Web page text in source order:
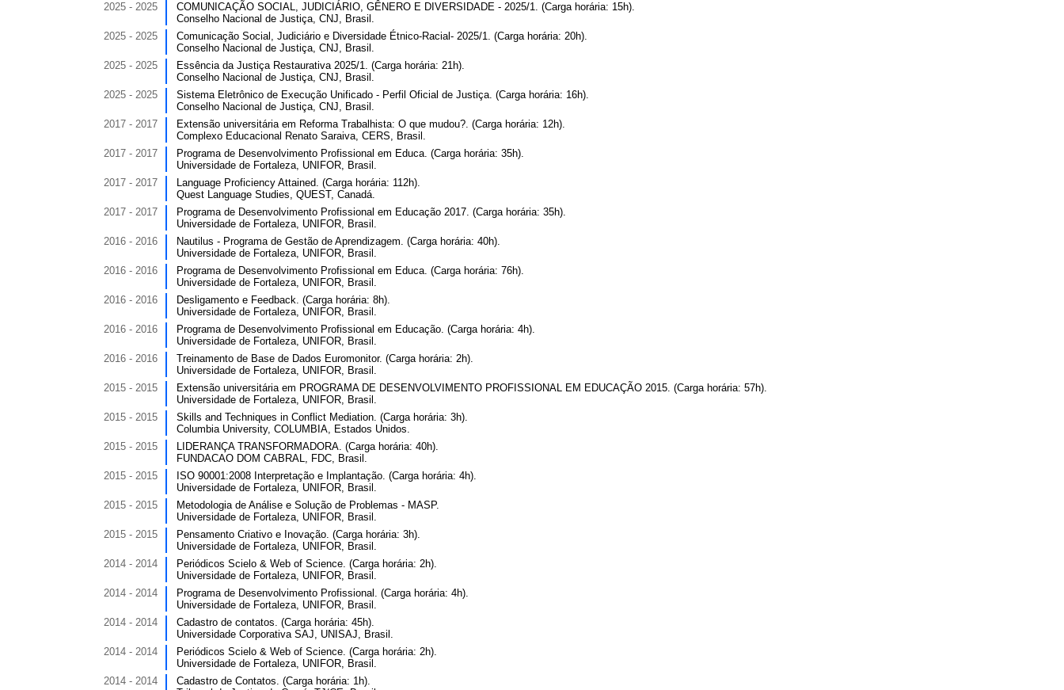
2025 - 2025
COMUNICAÇÃO SOCIAL, JUDICIÁRIO, GÊNERO E DIVERSIDADE - 2025/1. (Carga horária: 15h).
Conselho Nacional de Justiça, CNJ, Brasil.
2025 - 2025
Comunicação Social, Judiciário e Diversidade Étnico-Racial- 2025/1. (Carga horária: 20h).
Conselho Nacional de Justiça, CNJ, Brasil.
2025 - 2025
Essência da Justiça Restaurativa 2025/1. (Carga horária: 21h).
Conselho Nacional de Justiça, CNJ, Brasil.
2025 - 2025
Sistema Eletrônico de Execução Unificado - Perfil Oficial de Justiça. (Carga horária: 16h).
Conselho Nacional de Justiça, CNJ, Brasil.
2017 - 2017
Extensão universitária em Reforma Trabalhista: O que mudou?. (Carga horária: 12h).
Complexo Educacional Renato Saraiva, CERS, Brasil.
2017 - 2017
Programa de Desenvolvimento Profissional em Educa. (Carga horária: 35h).
Universidade de Fortaleza, UNIFOR, Brasil.
2017 - 2017
Language Proficiency Attained. (Carga horária: 112h).
Quest Language Studies, QUEST, Canadá.
2017 - 2017
Programa de Desenvolvimento Profissional em Educação 2017. (Carga horária: 35h).
Universidade de Fortaleza, UNIFOR, Brasil.
2016 - 2016
Nautilus - Programa de Gestão de Aprendizagem. (Carga horária: 40h).
Universidade de Fortaleza, UNIFOR, Brasil.
2016 - 2016
Programa de Desenvolvimento Profissional em Educa. (Carga horária: 76h).
Universidade de Fortaleza, UNIFOR, Brasil.
2016 - 2016
Desligamento e Feedback. (Carga horária: 8h).
Universidade de Fortaleza, UNIFOR, Brasil.
2016 - 2016
Programa de Desenvolvimento Profissional em Educação. (Carga horária: 4h).
Universidade de Fortaleza, UNIFOR, Brasil.
2016 - 2016
Treinamento de Base de Dados Euromonitor. (Carga horária: 2h).
Universidade de Fortaleza, UNIFOR, Brasil.
2015 - 2015
Extensão universitária em PROGRAMA DE DESENVOLVIMENTO PROFISSIONAL EM EDUCAÇÃO 2015. (Carga horária: 57h).
Universidade de Fortaleza, UNIFOR, Brasil.
2015 - 2015
Skills and Techniques in Conflict Mediation. (Carga horária: 3h).
Columbia University, COLUMBIA, Estados Unidos.
2015 - 2015
LIDERANÇA TRANSFORMADORA. (Carga horária: 40h).
FUNDACAO DOM CABRAL, FDC, Brasil.
2015 - 2015
ISO 90001:2008 Interpretação e Implantação. (Carga horária: 4h).
Universidade de Fortaleza, UNIFOR, Brasil.
2015 - 2015
Metodologia de Análise e Solução de Problemas - MASP.
Universidade de Fortaleza, UNIFOR, Brasil.
2015 - 2015
Pensamento Criativo e Inovação. (Carga horária: 3h).
Universidade de Fortaleza, UNIFOR, Brasil.
2014 - 2014
Periódicos Scielo & Web of Science. (Carga horária: 2h).
Universidade de Fortaleza, UNIFOR, Brasil.
2014 - 2014
Programa de Desenvolvimento Profissional. (Carga horária: 4h).
Universidade de Fortaleza, UNIFOR, Brasil.
2014 - 2014
Cadastro de contatos. (Carga horária: 45h).
Universidade Corporativa SAJ, UNISAJ, Brasil.
2014 - 2014
Periódicos Scielo & Web of Science. (Carga horária: 2h).
Universidade de Fortaleza, UNIFOR, Brasil.
2014 - 2014
Cadastro de Contatos. (Carga horária: 1h).